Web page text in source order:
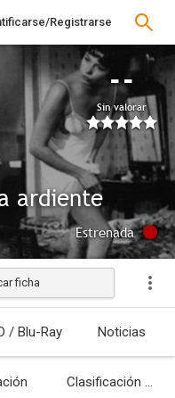
Registrarse
--
Sin valorar
ardiente
Estrenada
ficha
/ Blu-Ray Noticias
Clasificación por edades